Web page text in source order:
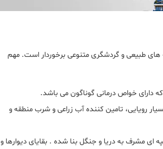
های طبیعی و گردشگری متنوعی برخوردار است. مهم‌
خواص درمانی گوناگون می باشد.
رویایی، تامین کننده آب زراعی و شرب منطقه و
ای مشرف به دریا و جنگل بنا شده . بقایای دیوارها و